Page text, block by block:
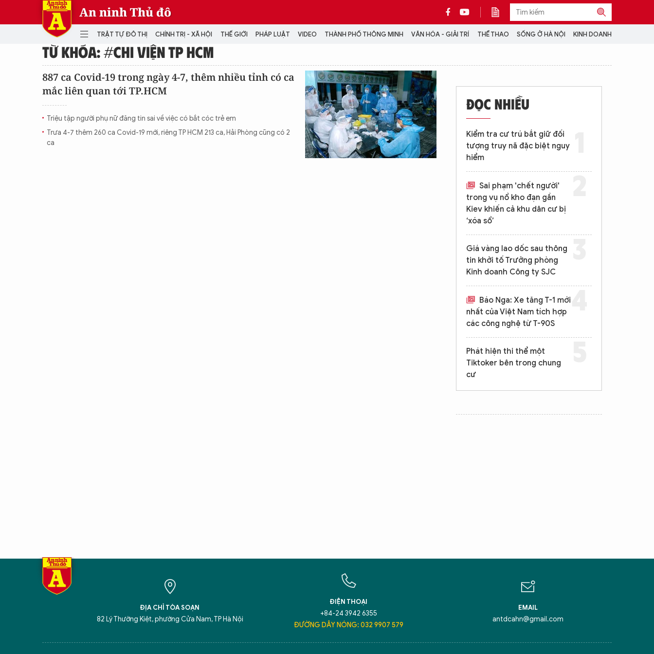
An ninh Thủ đô
TRẬT TỰ ĐÔ THỊ CHÍNH TRỊ - XÃ HỘI THẾ GIỚI PHÁP LUẬT VIDEO THÀNH PHỐ THÔNG MINH VĂN HÓA - GIẢI TRÍ THỂ THAO SỐNG Ở HÀ NỘI KINH DOANH
TRẬT TỰ ĐÔ THỊ
THẾ GIỚI PHÁP LUẬT
THÀNH PHỐ THÔNG MINH
VĂN HÓA - GIẢI TRÍ
VIDEO
PODCAST
ẢNH
LONGFORM
INFOGRAPHIC
LỊCH VẠN SỰ
CỘNG TÁC VỚI ANTĐ
TRA CỨU XE
HOTLINE: 032 9907 579
TỪ KHÓA: #CHI VIỆN TP HCM
887 ca Covid-19 trong ngày 4-7, thêm nhiều tỉnh có ca
mắc liên quan tới TP.HCM
Triệu tập người phụ nữ đăng tin sai về việc có bắt cóc trẻ em
Trưa 4-7 thêm 260 ca Covid-19 mới, riêng TP HCM 213 ca, Hải Phòng cũng có 2
ca
ĐỌC NHIỀU
Kiểm tra cư trú bắt giữ đối
tượng truy nã đặc biệt nguy
hiểm
Sai phạm 'chết người'
trong vụ nổ kho đạn gần
Kiev khiến cả khu dân cư bị
‘xóa sổ’
Giá vàng lao dốc sau thông
tin khởi tố Trưởng phòng
Kinh doanh Công ty SJC
Báo Nga: Xe tăng T-1 mới
nhất của Việt Nam tích hợp
các công nghệ từ T-90S
Phát hiện thi thể một
Tiktoker bên trong chung
cư
ĐỊA CHỈ TÒA SOẠN
82 Lý Thường Kiệt, phường Cửa Nam, TP Hà Nội
ĐIỆN THOẠI
+84-24 3942 6355
ĐƯỜNG DÂY NÓNG: 032 9907 579
EMAIL
antdcahn@gmail.com
5 điểm nghẽn của Hà Nội giải pháp xử lý điểm nghẽn của Thủ đô